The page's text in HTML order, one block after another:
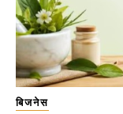
बिजनेस